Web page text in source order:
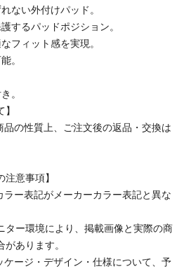
ない外付けパッド。
するパッドポジション。
フィット感を実現。
。
。
の性質上、ご注文後の返品・交換は
注意事項】
ー表記がメーカーカラー表記と異な
ー環境により、掲載画像と実際の商
あります。
ージ・デザイン・仕様について、予